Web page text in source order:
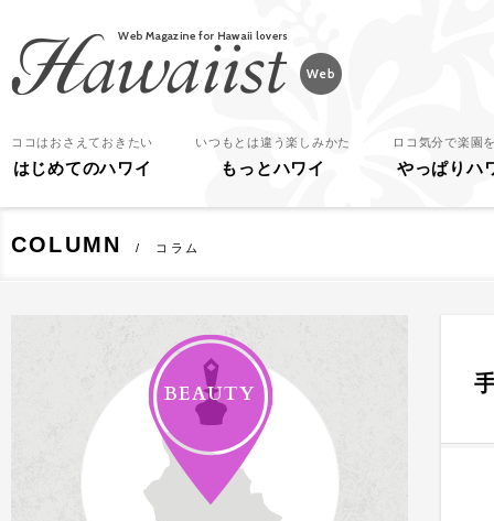
ココはおさえておきたい
はじめてのハワイ
いつもとは違う楽しみかた
もっとハワイ
ロコ気分で楽園
やっぱりハ
COLUMN コラム
BEAUTY